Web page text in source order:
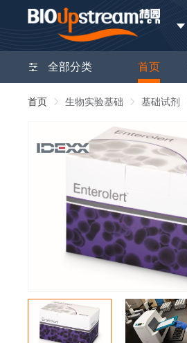
全部分类 首页
首页 生物实验基础 基础试剂